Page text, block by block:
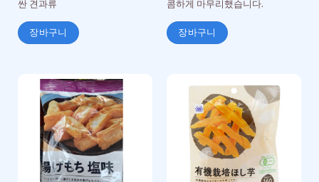
싼 견과류
장바구니
콤하게 마무리했습니다.
장바구니